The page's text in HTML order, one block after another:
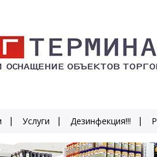
Услуги Дезинфекция!!!